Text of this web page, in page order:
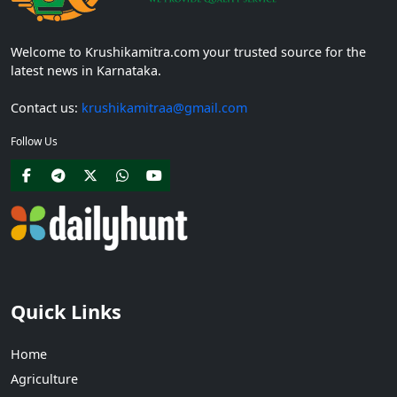
Welcome to Krushikamitra.com your trusted source for the
latest news in Karnataka.
Contact us: krushikamitraa@gmail.com
Follow Us
Quick Links
Home
Agriculture